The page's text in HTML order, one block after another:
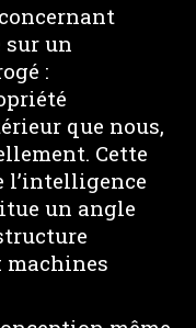
sur un
:
que nous,
Cette
l’intelligence
un angle
machines